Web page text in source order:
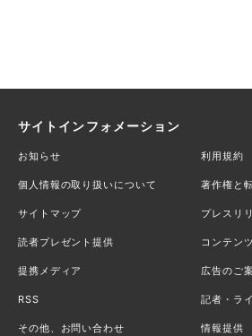
サイトインフォメーション
お知らせ 利用規約
個人情報の取り扱いについて 著作権と
サイトマップ プレスリ
読者プレゼント提供 コンテン
提携メディア 広告のご
RSS 記者・ラ
その他、お問い合わせ 情報提供